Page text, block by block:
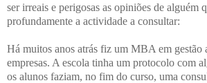
ser irreais e perigosas as opiniões de alguém
profundamente a actividade a consultar:
Há muitos anos atrás fiz um MBA em gestão
empresas. A escola tinha um protocolo com
os alunos faziam, no fim do curso, uma